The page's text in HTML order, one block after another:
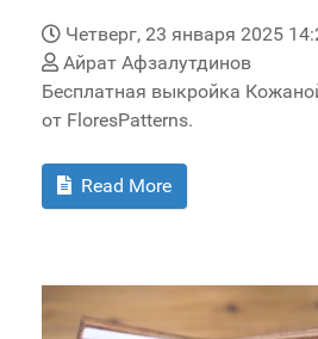
Четверг, 23 января 2025
Айрат Афзалутдинов
Бесплатная выкройка
от FloresPatterns.
Read More